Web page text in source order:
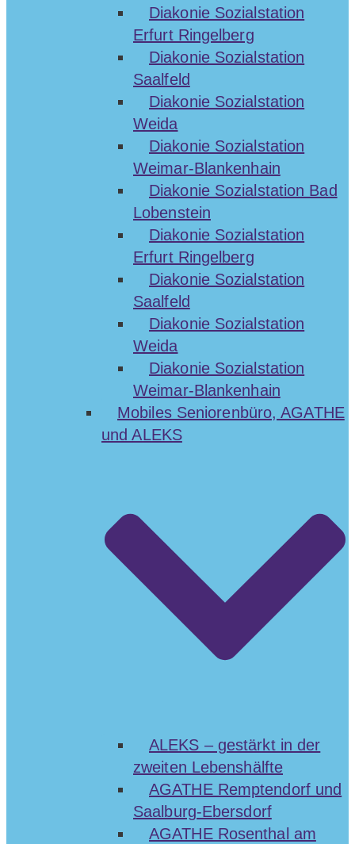
Diakonie Sozialstation
Erfurt Ringelberg
Diakonie Sozialstation
Saalfeld
Diakonie Sozialstation
Weida
Diakonie Sozialstation
Weimar-Blankenhain
Diakonie Sozialstation Bad
Lobenstein
Diakonie Sozialstation
Erfurt Ringelberg
Diakonie Sozialstation
Saalfeld
Diakonie Sozialstation
Weida
Diakonie Sozialstation
Weimar-Blankenhain
Mobiles Seniorenbüro, AGATHE
und ALEKS
ALEKS – gestärkt in der
zweiten Lebenshälfte
AGATHE Remptendorf und
Saalburg-Ebersdorf
AGATHE Rosenthal am